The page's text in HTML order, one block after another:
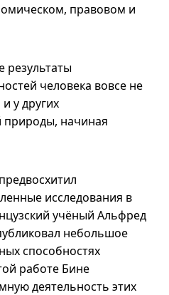
правовом и
результаты
человека вовсе не
и удругих
природы, начиная
исследования в
учёный Альфред
небольшое
способностях
работе Бине
деятельность этих